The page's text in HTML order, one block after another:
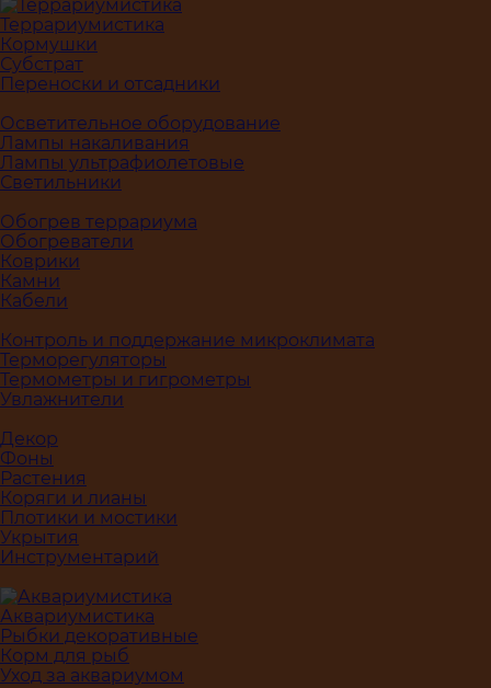
Террариумистика
Кормушки
Субстрат
Переноски и отсадники
Осветительное оборудование
Лампы накаливания
Лампы ультрафиолетовые
Светильники
Обогрев террариума
Обогреватели
Коврики
Камни
Кабели
Контроль и поддержание микроклимата
Терморегуляторы
Термометры и гигрометры
Увлажнители
Декор
Фоны
Растения
Коряги и лианы
Плотики и мостики
Укрытия
Инструментарий
Аквариумистика
Рыбки декоративные
Корм для рыб
Уход за аквариумом